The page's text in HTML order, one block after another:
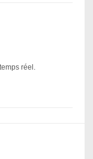
réel.